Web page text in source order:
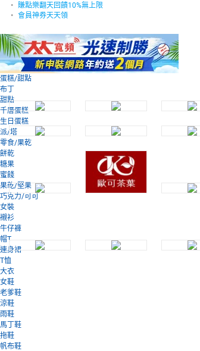
賺點樂翻天回饋10%無上限
會員神券天天領
蛋糕/甜點
布丁
甜點
千層蛋糕
生日蛋糕
派/塔
零食/果乾
餅乾
糖果
蜜餞
果乾/堅果
巧克力/可可
女裝
襯衫
牛仔褲
帽T
連身裙
T恤
大衣
女鞋
老爹鞋
涼鞋
雨鞋
馬丁鞋
拖鞋
帆布鞋